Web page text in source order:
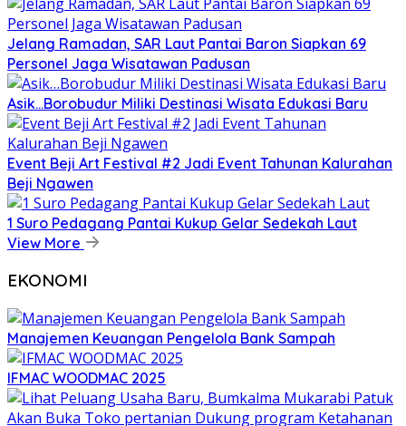
Jelang Ramadan, SAR Laut Pantai Baron Siapkan 69
Personel Jaga Wisatawan Padusan
Asik…Borobudur Miliki Destinasi Wisata Edukasi Baru
Event Beji Art Festival #2 Jadi Event Tahunan Kalurahan
Beji Ngawen
1 Suro Pedagang Pantai Kukup Gelar Sedekah Laut
View More
EKONOMI
Manajemen Keuangan Pengelola Bank Sampah
IFMAC WOODMAC 2025